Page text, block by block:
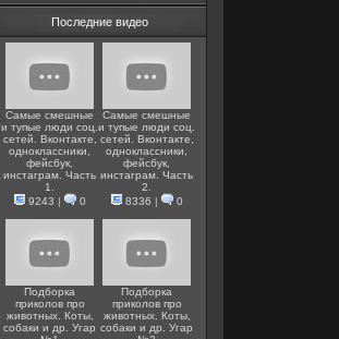
Последние видео
Самые смешные
и тупые люди соц.
сетей. Вконтакте,
одноклассники,
фейсбук,
инстаграм. Часть
1.
9243 | 0
Самые смешные
и тупые люди соц.
сетей. Вконтакте,
одноклассники,
фейсбук,
инстаграм. Часть
2.
8336 | 0
Подборка
приколов про
животных. Коты,
собаки и др. Угар
Подборка
приколов про
животных. Коты,
собаки и др. Угар